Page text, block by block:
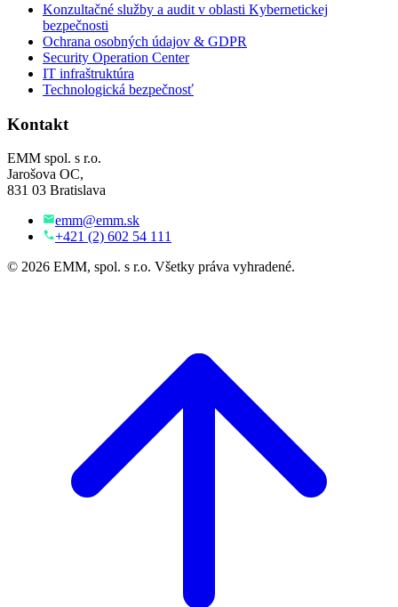
Konzultačné služby a audit v oblasti Kybernetickej
bezpečnosti
Ochrana osobných údajov & GDPR
Security Operation Center
IT infraštruktúra
Technologická bezpečnosť
Kontakt
EMM spol. s r.o.
Jarošova OC,
831 03 Bratislava
emm@emm.sk
+421 (2) 602 54 111
© 2026 EMM, spol. s r.o. Všetky práva vyhradené.